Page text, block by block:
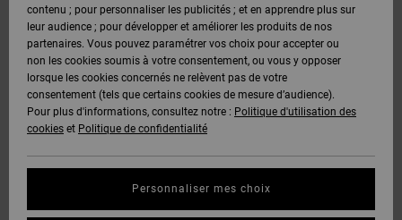
contenu ; pour personnaliser les publicités ; et en apprendre plus sur
leur audience ; pour développer et améliorer les produits de nos
partenaires. Vous pouvez paramétrer vos choix pour accepter ou
non les cookies soumis à votre consentement, ou vous y opposer
lorsque les cookies concernés ne relèvent pas de votre
consentement (tels que certains cookies de mesure d’audience).
Pour plus d'informations, consultez notre : Politique d'utilisation des
cookies et Politique de confidentialité
Personnaliser mes choix